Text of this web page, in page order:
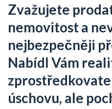
Zvažujete
nemovitost a
nejbezpečněji
Nabídl Vám
úschovu, ale